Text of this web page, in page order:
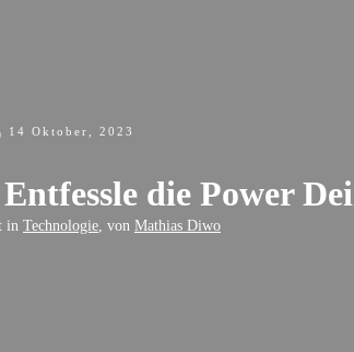
14 Oktober, 2023
die Power
in Technologie , von Mathias Diwo